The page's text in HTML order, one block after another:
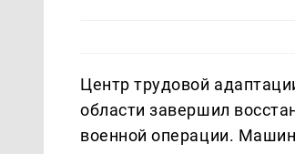
Центр трудовой
области завершил
военной операции.